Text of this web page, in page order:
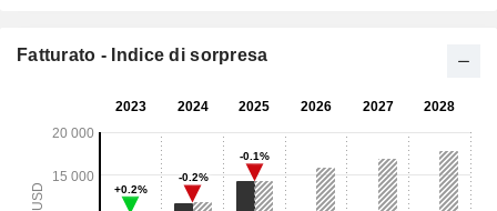
Fatturato - Indice di sorpresa